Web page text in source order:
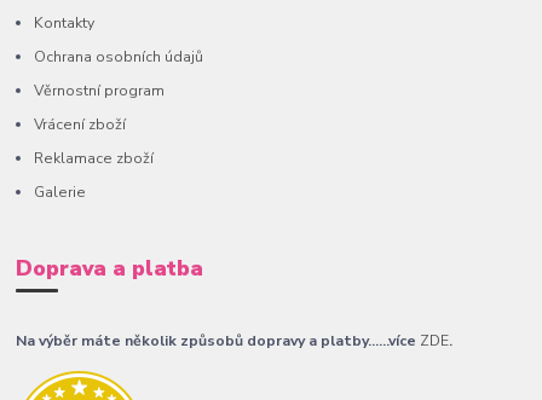
Kontakty
Ochrana osobních údajů
Věrnostní program
Vrácení zboží
Reklamace zboží
Galerie
Doprava a platba
Na výběr máte několik způsobů dopravy a platby......více ZDE.